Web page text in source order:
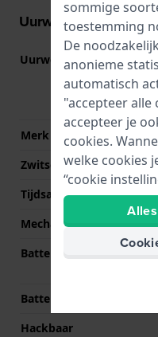
Uurwerk informatie
Uurwerk nr.
Merk uurwerk
Zwitsers uurwerk
Tijdsaanduiding
Mechanisme
Batterij
Batterijduur
Hackbaar
sommige
toestemming
De
anonieme
automatisch
"accepteer alle
accepteer je
cookies.
welke cookies
“cookie